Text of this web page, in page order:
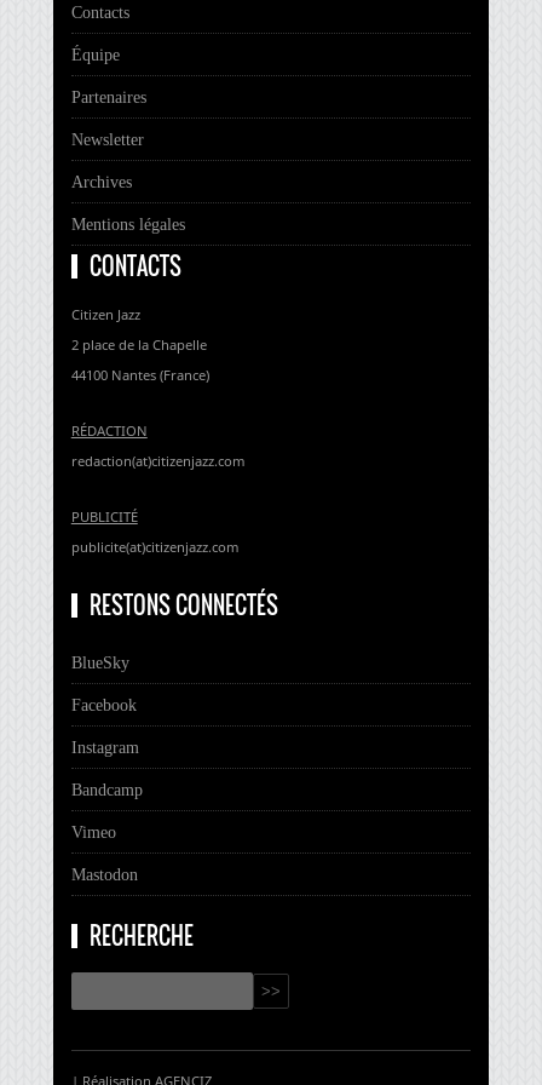
Contacts
Équipe
Partenaires
Newsletter
Archives
Mentions légales
CONTACTS
Citizen Jazz
2 place de la Chapelle
44100 Nantes (France)
RÉDACTION
redaction(at)citizenjazz.com
PUBLICITÉ
publicite(at)citizenjazz.com
RESTONS CONNECTÉS
BlueSky
Facebook
Instagram
Bandcamp
Vimeo
Mastodon
RECHERCHE
| Réalisation AGENCIZ